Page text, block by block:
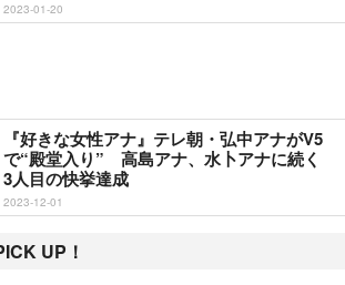
2023-01-20
『好きな女性アナ』テレ朝・弘中アナがV5
で“殿堂入り” 高島アナ、水卜アナに続く
3人目の快挙達成
2023-12-01
UP！